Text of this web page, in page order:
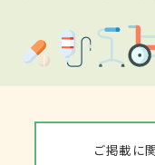
ご掲載に